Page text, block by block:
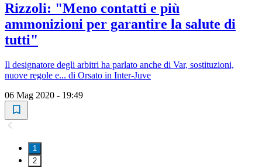
Rizzoli: "Meno contatti e più
ammonizioni per garantire la salute di
tutti"
Il designatore degli arbitri ha parlato anche di Var, sostituzioni,
nuove regole e... di Orsato in Inter-Juve
06 Mag 2020 - 19:49
1
2